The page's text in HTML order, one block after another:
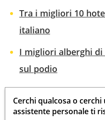
Tra i migliori 10
italiano
I migliori alberghi
sul podio
Cerchi qualcosa o
assistente personale ti